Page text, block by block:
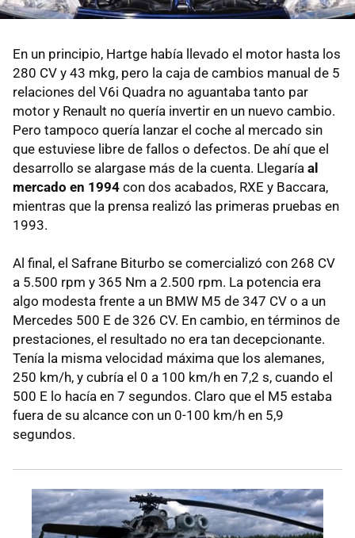
En un principio, Hartge había llevado el motor hasta los
280 CV y 43 mkg, pero la caja de cambios manual de 5
relaciones del V6i Quadra no aguantaba tanto par
motor y Renault no quería invertir en un nuevo cambio.
Pero tampoco quería lanzar el coche al mercado sin
que estuviese libre de fallos o defectos. De ahí que el
desarrollo se alargase más de la cuenta. Llegaría al
mercado en 1994 con dos acabados, RXE y Baccara,
mientras que la prensa realizó las primeras pruebas en
1993.
Al final, el Safrane Biturbo se comercializó con 268 CV
a 5.500 rpm y 365 Nm a 2.500 rpm. La potencia era
algo modesta frente a un BMW M5 de 347 CV o a un
Mercedes 500 E de 326 CV. En cambio, en términos de
prestaciones, el resultado no era tan decepcionante.
Tenía la misma velocidad máxima que los alemanes,
250 km/h, y cubría el 0 a 100 km/h en 7,2 s, cuando el
500 E lo hacía en 7 segundos. Claro que el M5 estaba
fuera de su alcance con un 0-100 km/h en 5,9
segundos.